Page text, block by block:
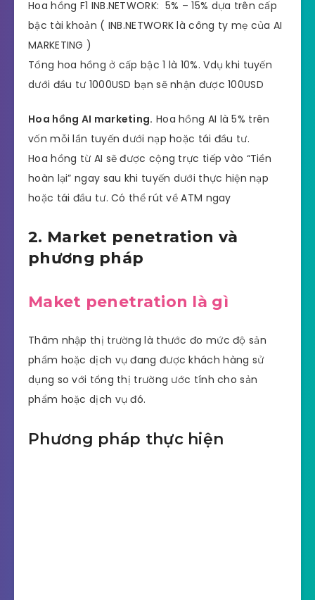
Hoa hồng F1 INB.NETWORK: 5% – 15% dựa trên cấp
bậc tài khoản ( INB.NETWORK là công ty mẹ của AI
MARKETING )
Tổng hoa hồng ở cấp bậc 1 là 10%. Vdụ khi tuyến
dưới đầu tư 1000USD bạn sẽ nhận được 100USD
Hoa hồng AI marketing. Hoa hồng AI là 5% trên
vốn mỗi lần tuyến dưới nạp hoặc tái đầu tư.
Hoa hồng từ AI sẽ được cộng trực tiếp vào “Tiền
hoàn lại” ngay sau khi tuyến dưới thực hiện nạp
hoặc tái đầu tư. Có thể rút về ATM ngay
2. Market penetration và
phương pháp
Maket penetration là gì
Thâm nhập thị trường là thước đo mức độ sản
phẩm hoặc dịch vụ đang được khách hàng sử
dụng so với tổng thị trường ước tính cho sản
phẩm hoặc dịch vụ đó.
Phương pháp thực hiện